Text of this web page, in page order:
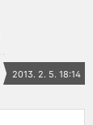
2013. 2. 5. 18:14